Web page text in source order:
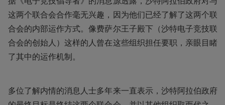
这两个联合会合作毫无兴趣，因为他们已经了解了这两个联
合会的内部运作方式。像费萨尔王子殿下（沙特电子竞技联
合会的创始人）这样的人曾在这些组织担任要职，亲眼目睹
了其中的运作机制。
多位了解内情的消息人士多年来一直表示，沙特阿拉伯政府